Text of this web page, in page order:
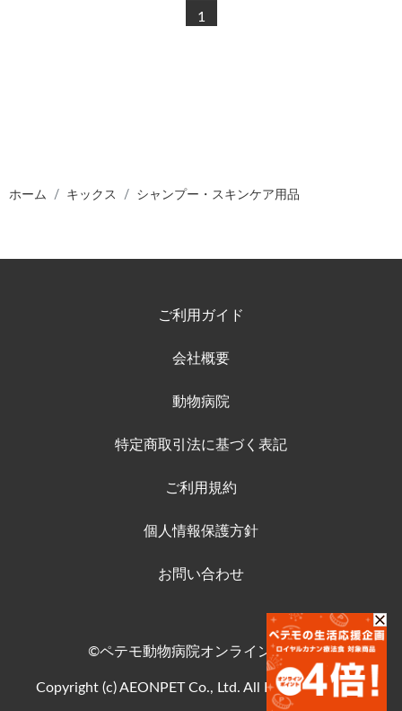
1
ホーム キックス シャンプー・スキンケア用品
ご利用ガイド
会社概要
動物病院
特定商取引法に基づく表記
ご利用規約
個人情報保護方針
お問い合わせ
©ペテモ動物病院オンラインストア
Copyright (c) AEONPET Co., Ltd. All Rights Reserved.